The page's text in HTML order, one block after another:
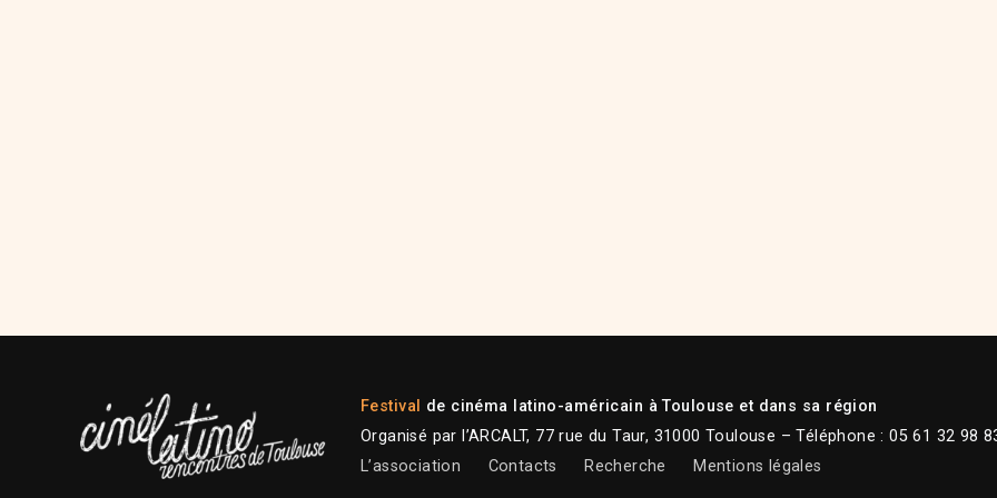
Festival de cinéma latino-américain à Toulouse et dans sa région
Organisé par l’ARCALT, 77 rue du Taur, 31000 Toulouse – Téléphone : 05 61 32 98
L’association
Contacts Recherche Mentions légales